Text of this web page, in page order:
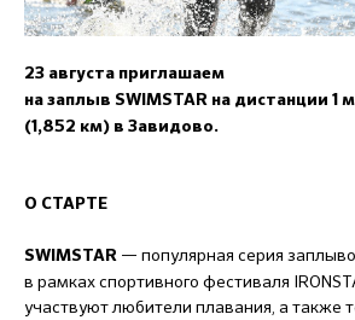
23 августа приглашаем
на заплыв SWIMSTAR на дистанции 1
(1,852 км) в Завидово.
О СТАРТЕ
SWIMSTAR — популярная серия
в рамках спортивного фестиваля
участвуют любители плавания, а также